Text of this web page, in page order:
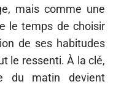
mais comme une
le temps de choisir
de ses habitudes
le ressenti. À la clé,
du matin devient